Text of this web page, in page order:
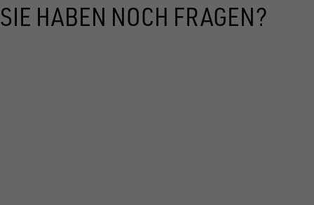
SIE HABEN NOCH FRAGEN?